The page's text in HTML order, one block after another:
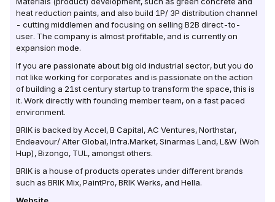
heat reduction paints, and also build 1P/ 3P distribution channel
- cutting middlemen and focusing on selling B2B direct-to-
user. The company is almost profitable, and is currently on
expansion mode.
If you are passionate about big old industrial sector, but you do
not like working for corporates and is passionate on the action
of building a 21st century startup to transform the space, this is
it. Work directly with founding member team, on a fast paced
environment.
BRIK is backed by Accel, B Capital, AC Ventures, Northstar,
Endeavour/ Alter Global, Infra.Market, Sinarmas Land, L&W (Woh
Hup), Bizongo, TUL, amongst others.
BRIK is a house of products operates under different brands
such as BRIK Mix, PaintPro, BRIK Werks, and Hella.